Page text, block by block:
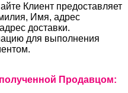
Клиент предоставляет
Имя, адрес
доставки.
для выполнения
Продавцом: